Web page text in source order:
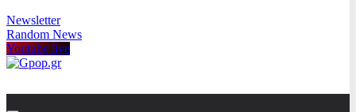
Newsletter
Random News
Youtube live